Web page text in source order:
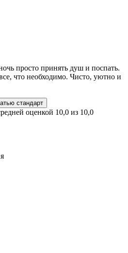
просто принять душ и поспать.
что необходимо. Чисто, уютно и
стандарт
оценкой 10,0 из 10,0